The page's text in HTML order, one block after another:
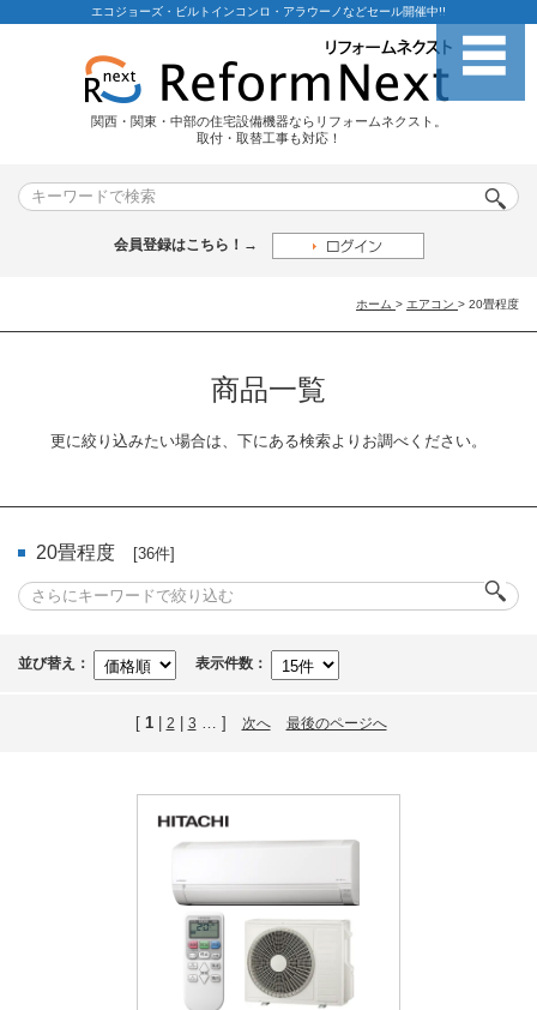
エコジョーズ・ビルトインコンロ・アラウーノなどセール開催中!!
関西・関東・中部の住宅設備機器ならリフォームネクスト。
取付・取替工事も対応！
会員登録はこちら！→
ホーム > エアコン > 20畳程度
商品一覧
更に絞り込みたい場合は、下にある検索よりお調べください。
20畳程度 [36件]
並び替え： 表示件数：
[ 1| 2 3 … ] 次へ 最後のページへ